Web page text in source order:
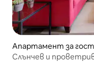
Апартамент за
Слънчев и